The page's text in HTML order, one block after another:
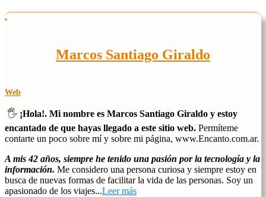
Marcos Santiago Giraldo
Web
🖐️ ¡Hola!. Mi nombre es Marcos Santiago Giraldo y estoy
encantado de que hayas llegado a este sitio web. Permíteme
contarte un poco sobre mí y sobre mi página, www.Encanto.com.ar.
A mis 42 años, siempre he tenido una pasión por la tecnología y la
información. Me considero una persona curiosa y siempre estoy en
busca de nuevas formas de facilitar la vida de las personas. Soy un
apasionado de los viajes...Leer más